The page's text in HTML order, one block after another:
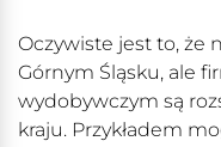
Oczywiste jest to, że
Górnym Śląsku, ale
wydobywczym są
kraju. Przykładem